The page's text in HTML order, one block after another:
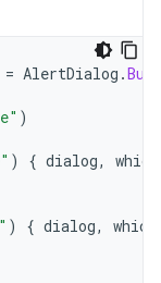
= AlertDialog .
)
) { dialog,
which
) { dialog,
which